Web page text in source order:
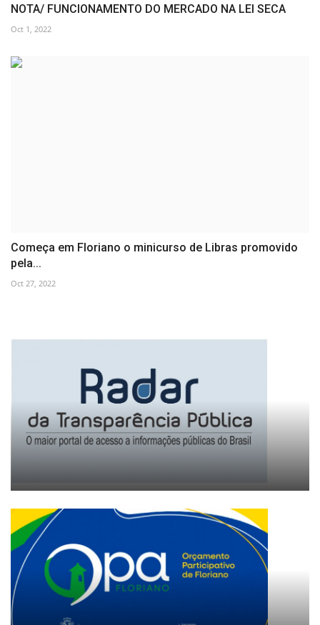
NOTA/ FUNCIONAMENTO DO MERCADO NA LEI SECA
Oct 1, 2022
Começa em Floriano o minicurso de Libras promovido
pela...
Oct 27, 2022